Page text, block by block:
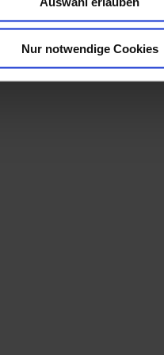
Nur notwendige Cookies